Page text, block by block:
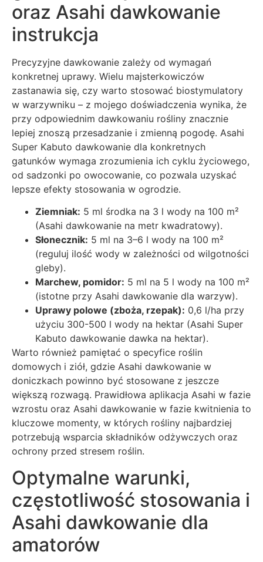
oraz Asahi dawkowanie
instrukcja
Precyzyjne dawkowanie zależy od wymagań
konkretnej uprawy. Wielu majsterkowiczów
zastanawia się, czy warto stosować biostymulatory
w warzywniku – z mojego doświadczenia wynika, że
przy odpowiednim dawkowaniu rośliny znacznie
lepiej znoszą przesadzanie i zmienną pogodę. Asahi
Super Kabuto dawkowanie dla konkretnych
gatunków wymaga zrozumienia ich cyklu życiowego,
od sadzonki po owocowanie, co pozwala uzyskać
lepsze efekty stosowania w ogrodzie.
Ziemniak: 5 ml środka na 3 l wody na 100 m²
(Asahi dawkowanie na metr kwadratowy).
Słonecznik: 5 ml na 3–6 l wody na 100 m²
(reguluj ilość wody w zależności od wilgotności
gleby).
Marchew, pomidor: 5 ml na 5 l wody na 100 m²
(istotne przy Asahi dawkowanie dla warzyw).
Uprawy polowe (zboża, rzepak): 0,6 l/ha przy
użyciu 300-500 l wody na hektar (Asahi Super
Kabuto dawkowanie dawka na hektar).
Warto również pamiętać o specyfice roślin
domowych i ziół, gdzie Asahi dawkowanie w
doniczkach powinno być stosowane z jeszcze
większą rozwagą. Prawidłowa aplikacja Asahi w fazie
wzrostu oraz Asahi dawkowanie w fazie kwitnienia to
kluczowe momenty, w których rośliny najbardziej
potrzebują wsparcia składników odżywczych oraz
ochrony przed stresem roślin.
Optymalne warunki,
częstotliwość stosowania i
Asahi dawkowanie dla
amatorów